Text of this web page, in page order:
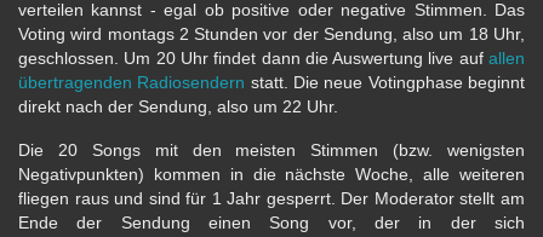
verteilen kannst - egal ob positive oder negative Stimmen. Das
Voting wird montags 2 Stunden vor der Sendung, also um 18 Uhr,
geschlossen. Um 20 Uhr findet dann die Auswertung live auf allen
übertragenden Radiosendern statt. Die neue Votingphase beginnt
direkt nach der Sendung, also um 22 Uhr.
Die 20 Songs mit den meisten Stimmen (bzw. wenigsten
Negativpunkten) kommen in die nächste Woche, alle weiteren
fliegen raus und sind für 1 Jahr gesperrt. Der Moderator stellt am
Ende der Sendung einen Song vor, der in der sich